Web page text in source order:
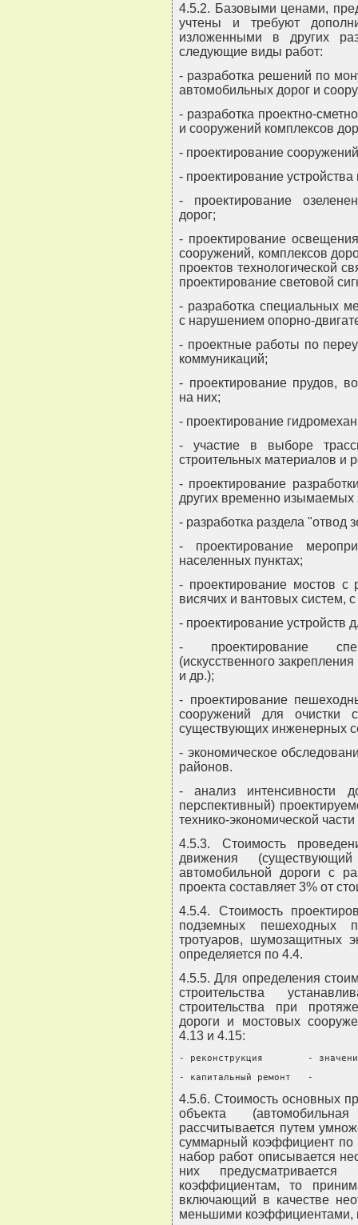
4.5.2. Базовыми ценами,
учтены и требуют
изложенными в других
следующие виды работ:
- разработка решений по
автомобильных дорог и
- разработка проектно-
и сооружений комплексов
- проектирование
- проектирование
- проектирование
дорог;
- проектирование
сооружений, комплексов
проектов технологической
проектирование световой
- разработка специальных
с нарушением опорно-
- проектные работы по
коммуникаций;
- проектирование прудов,
на них;
- проектирование
- участие в выборе
строительных материалов и
- проектирование
других временно изымаемых
- разработка раздела "отвод
- проектирование
населенных пунктах;
- проектирование мостов
висячих и вантовых систем,
- проектирование устройств
- проектирование
(искусственного
и др.);
- проектирование
сооружений для очистки
существующих инженерных
- экономическое
районов.
- анализ интенсивности
перспективный)
технико-экономической части
4.5.3. Стоимость
движения
автомобильной дороги с
проекта составляет 3% от
4.5.4. Стоимость
подземных пешеходных
тротуаров, шумозащитных
определяется по 4.4.
4.5.5. Для определения
строительства
строительства при
дороги и мостовых
4.13 и 4.15:
- реконструкция        -
- капитальный ремонт   -
4.5.6. Стоимость основных
объекта
рассчитывается путем
суммарный коэффициент по
набор работ описывается
них
коэффициентам, то
включающий в качестве
меньшими коэффициентами,